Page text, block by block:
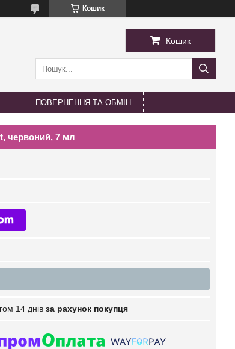
Кошик
Кошик
ПОВЕРНЕННЯ ТА ОБМІН
червоний, 7 мл
14 днів за рахунок покупця